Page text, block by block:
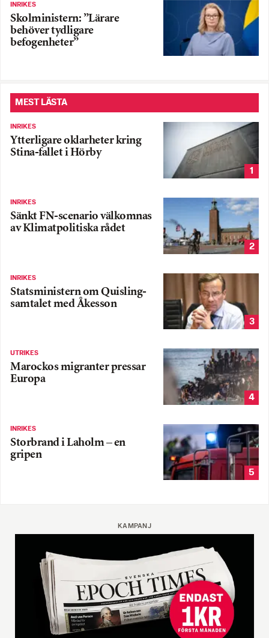
INRIKES
Skolministern: ”Lärare
behöver tydligare
befogenheter”
MEST LÄSTA
INRIKES
Ytterligare oklarheter kring
Stina-fallet i Hörby
1
INRIKES
Sänkt FN-scenario välkomnas
av Klimatpolitiska rådet
2
INRIKES
Statsministern om Quisling-
samtalet med Åkesson
3
UTRIKES
Marockos migranter pressar
Europa
4
INRIKES
Storbrand i Laholm – en
gripen
5
KAMPANJ